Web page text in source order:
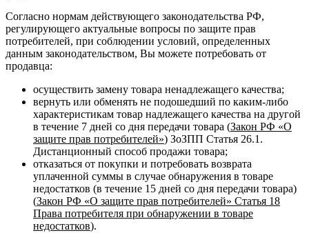
Согласно нормам действующего законодательства РФ,
регулирующего актуальные вопросы по защите прав
потребителей, при соблюдении условий, определенных
данным законодательством, Вы можете потребовать от
продавца:
осуществить замену товара ненадлежащего качества;
вернуть или обменять не подошедший по каким-либо
характеристикам товар надлежащего качества на другой
в течение 7 дней со дня передачи товара (Закон РФ «О
защите прав потребителей») ЗоЗПП Статья 26.1.
Дистанционный способ продажи товара;
отказаться от покупки и потребовать возврата
уплаченной суммы в случае обнаружения в товаре
недостатков (в течение 15 дней со дня передачи товара)
(Закон РФ «О защите прав потребителей» Статья 18
Права потребителя при обнаружении в товаре
недостатков).